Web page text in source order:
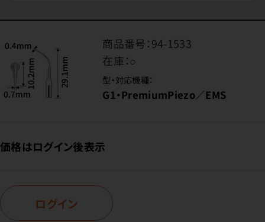
商品番号：94-1533
在庫：○
型・対応機種：
G1・PremiumPiezo／EMS
価格はログイン後表示
ログイン